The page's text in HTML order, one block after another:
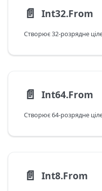
📄️ Int32.From
Створює 32-розрядне
📄️ Int64.From
Створює 64-розрядне
📄️ Int8.From